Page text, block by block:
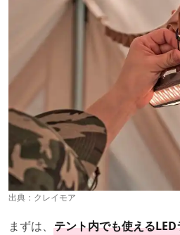
出典： クレイモア
まずは、 テント内でも使える